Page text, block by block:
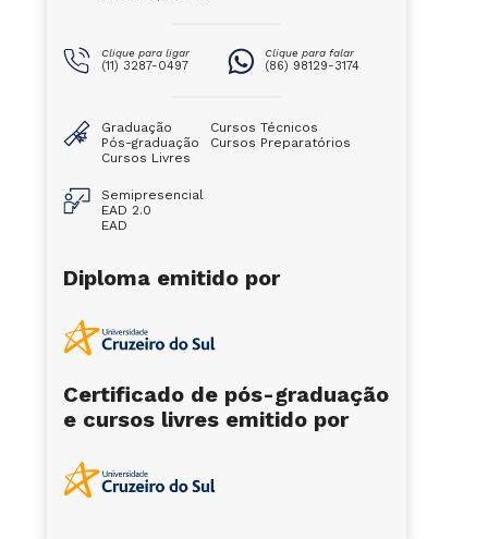
Clique para ligar
(11) 3287-0497
Clique para falar
(86) 98129-3174
Graduação
Pós-graduação
Cursos Livres
Cursos Técnicos
Cursos Preparatórios
Semipresencial
EAD 2.0
EAD
Diploma emitido por
Certificado de pós-graduação
e cursos livres emitido por